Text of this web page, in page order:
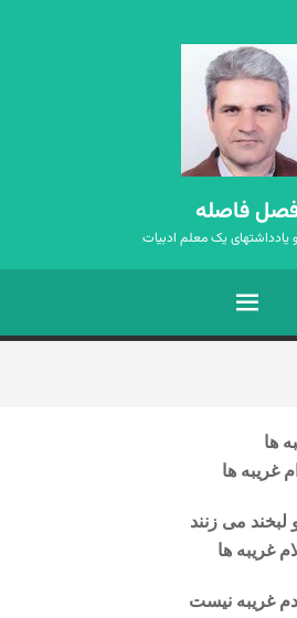
فاصله
یادداشتهای یک معلم ادبیات
فهرست
ها
ها
می زنند
غریبه ها
غریبه نیست